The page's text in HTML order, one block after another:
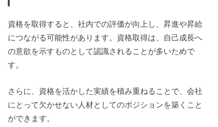
資格を取得すると、社内での評価が向上し、昇進や昇給
につながる可能性があります。資格取得は、自己成長へ
の意欲を示すものとして認識されることが多いためで
す。
さらに、資格を活かした実績を積み重ねることで、会社
にとって欠かせない人材としてのポジションを築くこと
ができます。